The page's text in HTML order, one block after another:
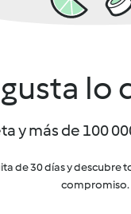
lo
y más de 100
de 30 días y
compromiso.